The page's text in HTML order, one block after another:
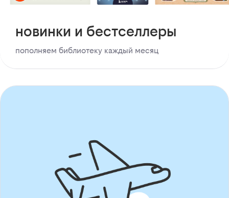
новинки и бестселлеры
пополняем библиотеку каждый месяц